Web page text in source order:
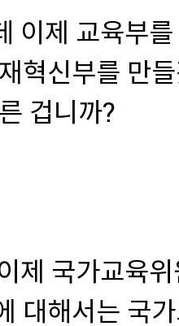
이제 교육부
혁신부를 만
겁니까?
제 국가교육
대해서는 국